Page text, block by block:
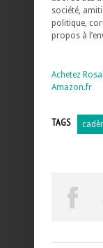
société,
politique,
propos à
Achetez
Amazon.fr
TAGS